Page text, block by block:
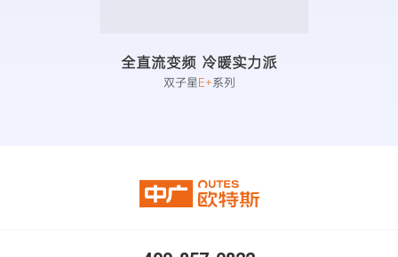
全直流变频 冷暖实力派
双子星E+系列